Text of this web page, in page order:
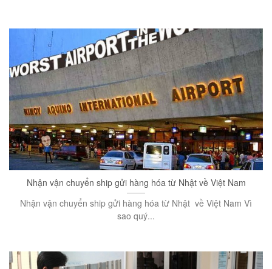
Nhận vận chuyển ship gửi hàng hóa từ Nhật về Việt Nam
Nhận vận chuyển ship gửi hàng hóa từ Nhật về Việt Nam Vì
sao quý...